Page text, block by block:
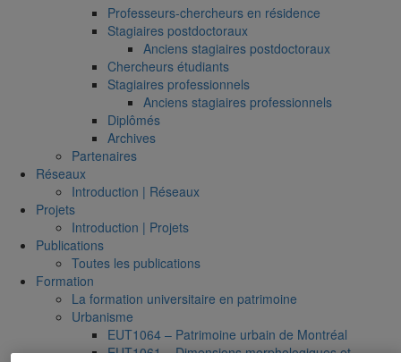
Professeurs-chercheurs en résidence
Stagiaires postdoctoraux
Anciens stagiaires postdoctoraux
Chercheurs étudiants
Stagiaires professionnels
Anciens stagiaires professionnels
Diplômés
Archives
Partenaires
Réseaux
Introduction | Réseaux
Projets
Introduction | Projets
Publications
Toutes les publications
Formation
La formation universitaire en patrimoine
Urbanisme
EUT1064 – Patrimoine urbain de Montréal
EUT1061 – Dimensions morphologiques et